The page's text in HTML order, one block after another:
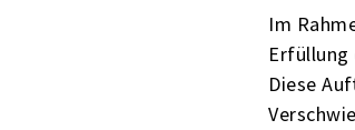
Im
Diese